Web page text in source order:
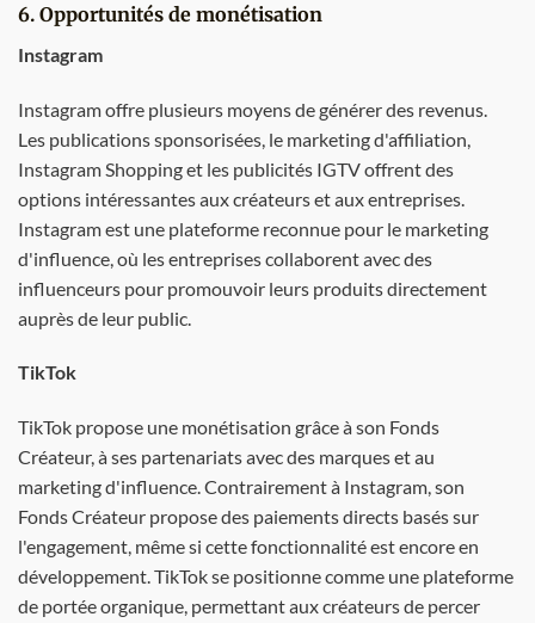
6. Opportunités de monétisation
Instagram
Instagram offre plusieurs moyens de générer des revenus.
Les publications sponsorisées, le marketing d'affiliation,
Instagram Shopping et les publicités IGTV offrent des
options intéressantes aux créateurs et aux entreprises.
Instagram est une plateforme reconnue pour le marketing
d'influence, où les entreprises collaborent avec des
influenceurs pour promouvoir leurs produits directement
auprès de leur public.
TikTok
TikTok propose une monétisation grâce à son Fonds
Créateur, à ses partenariats avec des marques et au
marketing d'influence. Contrairement à Instagram, son
Fonds Créateur propose des paiements directs basés sur
l'engagement, même si cette fonctionnalité est encore en
développement. TikTok se positionne comme une plateforme
de portée organique, permettant aux créateurs de percer